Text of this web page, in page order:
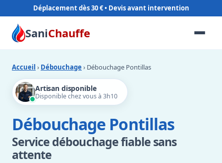
Déplacement dès 30 €
SaniChauffe
Accueil › Débouchage › Débouchage Pontillas
Artisan disponible
Disponible chez vous à 3h10
Débouchage Pontillas
Service débouchage fiable sans
attente